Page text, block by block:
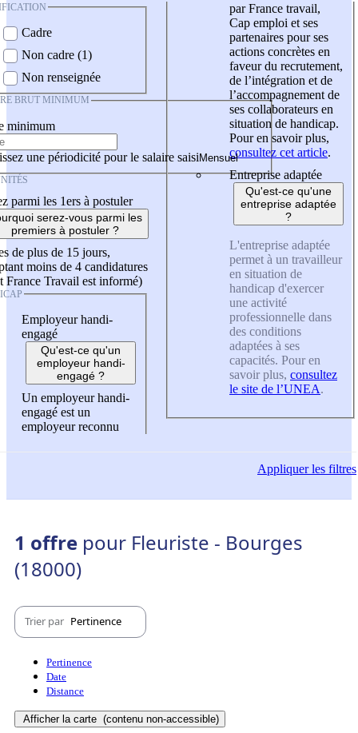
Cadre
Non cadre (1)
Non renseignée
BRUT MINIMUM
minimum
une périodicité pour le salaire saisi
parmi les 1ers à postuler
serez-vous parmi les
premiers à postuler ?
de plus de 15 jours,
moins de 4 candidatures
France Travail est informé)
Employeur handi-
engagé
Qu'est-ce qu'un
employeur handi-
engagé ?
Un employeur handi-
engagé est un
employeur reconnu
par France travail,
Cap emploi et ses
partenaires pour ses
actions concrètes en
faveur du recrutement,
de l’intégration et de
l’accompagnement de
ses collaborateurs en
situation de handicap.
Pour en savoir plus,
consultez cet article.
Entreprise adaptée
Qu'est-ce qu'une
entreprise adaptée
?
L'entreprise adaptée
permet à un travailleur
en situation de
handicap d'exercer
une activité
professionnelle dans
des conditions
adaptées à ses
capacités. Pour en
savoir plus, consultez
le site de l’UNEA.
Appliquerles filtres
1 offre pour Fleuriste - Bourges
(18000)
Trier par Pertinence
Pertinence
Date
Distance
Afficher la carte (contenu non-accessible)